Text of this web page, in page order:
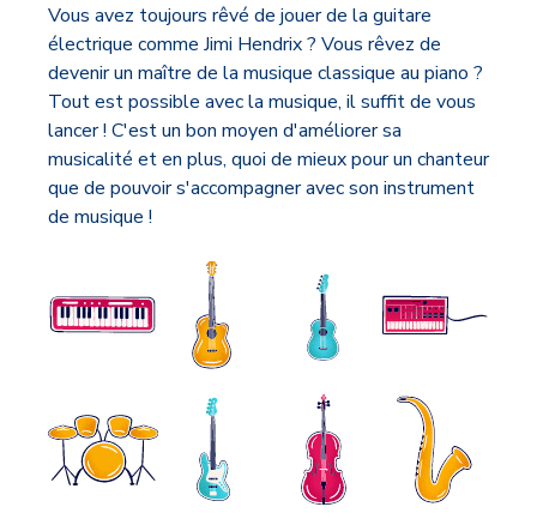
Vous avez toujours rêvé de jouer de la guitare
électrique comme Jimi Hendrix ? Vous rêvez de
devenir un maître de la musique classique au piano ?
Tout est possible avec la musique, il suffit de vous
lancer ! C'est un bon moyen d'améliorer sa
musicalité et en plus, quoi de mieux pour un chanteur
que de pouvoir s'accompagner avec son instrument
de musique !